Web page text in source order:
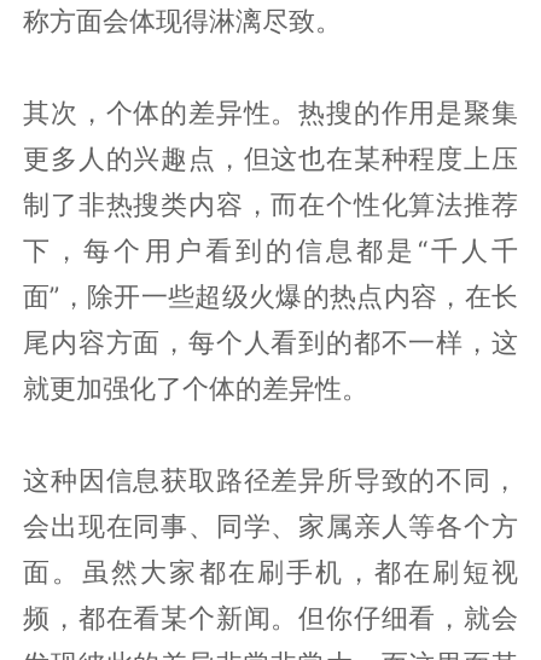
称方面会体现得淋漓尽致。
其次，个体的差异性。热搜的作用是聚集
更多人的兴趣点，但这也在某种程度上压
制了非热搜类内容，而在个性化算法推荐
下，每个用户看到的信息都是“千人千
面”，除开一些超级火爆的热点内容，在长
尾内容方面，每个人看到的都不一样，这
就更加强化了个体的差异性。
这种因信息获取路径差异所导致的不同，
会出现在同事、同学、家属亲人等各个方
面。虽然大家都在刷手机，都在刷短视
频，都在看某个新闻。但你仔细看，就会